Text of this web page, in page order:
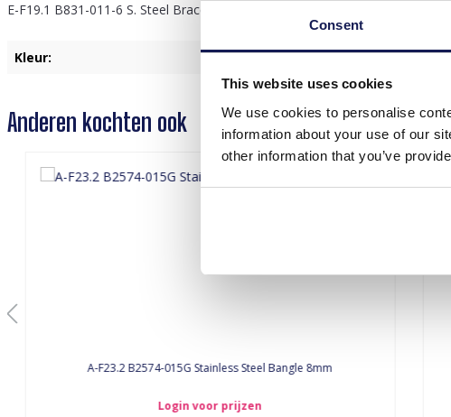
Consent
This website uses cookies
We use cookies to personalise
information about your use of our
other information that you’ve
E-F19.1 B831-011-6 S. Steel Bracelet Clover Beige
Kleur: Beige, Goud
Anderen kochten ook
A-F23.2 B2574-015G Stainless Steel Bangle 8mm
Login voor prijzen